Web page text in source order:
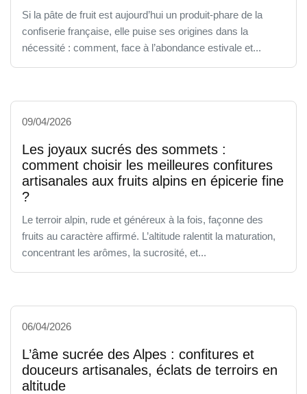
Si la pâte de fruit est aujourd’hui un produit-phare de la
confiserie française, elle puise ses origines dans la
nécessité : comment, face à l’abondance estivale et...
09/04/2026
Les joyaux sucrés des sommets :
comment choisir les meilleures confitures
artisanales aux fruits alpins en épicerie fine
?
Le terroir alpin, rude et généreux à la fois, façonne des
fruits au caractère affirmé. L’altitude ralentit la maturation,
concentrant les arômes, la sucrosité, et...
06/04/2026
L’âme sucrée des Alpes : confitures et
douceurs artisanales, éclats de terroirs en
altitude